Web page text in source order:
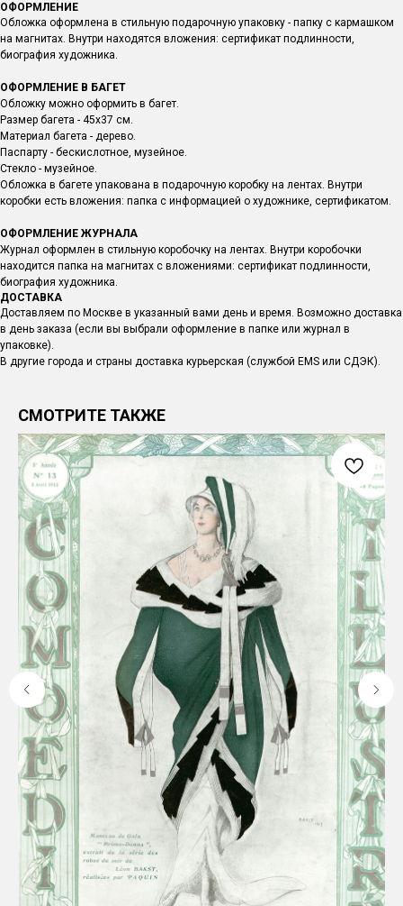
ОФОРМЛЕНИЕ
Обложка оформлена в стильную подарочную упаковку - папку с кармашком
на магнитах. Внутри находятся вложения: сертификат подлинности,
биография художника.
ОФОРМЛЕНИЕ В БАГЕТ
Обложку можно оформить в багет.
Размер багета - 45х37 см.
Материал багета - дерево.
Паспарту - бескислотное, музейное.
Стекло - музейное.
Обложка в багете упакована в подарочную коробку на лентах. Внутри
коробки есть вложения: папка с информацией о художнике, сертификатом.
ОФОРМЛЕНИЕ ЖУРНАЛА
Журнал оформлен в стильную коробочку на лентах. Внутри коробочки
находится папка на магнитах с вложениями: сертификат подлинности,
биография художника.
ДОСТАВКА
Доставляем по Москве в указанный вами день и время. Возможно доставка
в день заказа (если вы выбрали оформление в папке или журнал в
упаковке).
В другие города и страны доставка курьерская (службой EMS или СДЭК).
СМОТРИТЕ ТАКЖЕ